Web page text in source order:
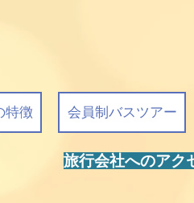
特徴 会員制バスツアー
旅行会社へのアク